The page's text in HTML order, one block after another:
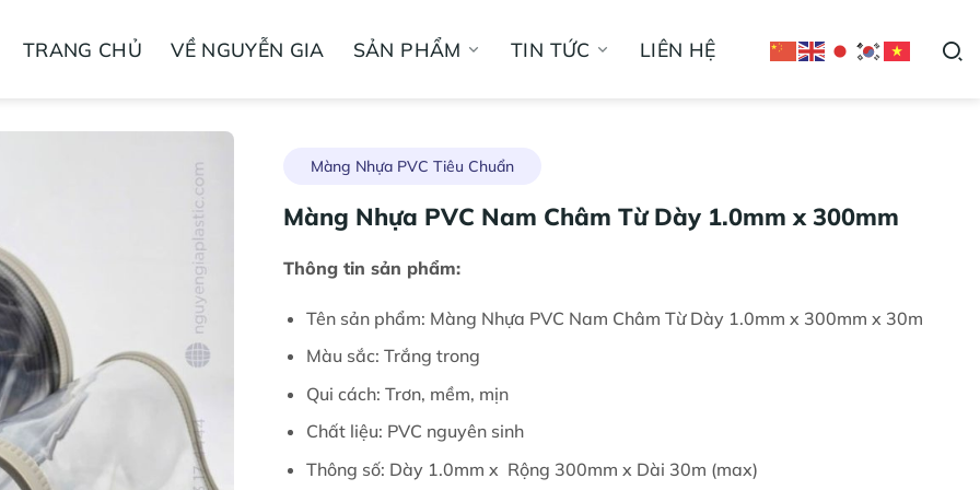
TRANG CHỦ VỀ NGUYỄN GIA SẢN PHẨM TIN TỨC LIÊN HỆ
Màng Nhựa PVC Tiêu Chuẩn
Màng Nhựa PVC Nam Châm Từ Dày 1.0mm x 300mm
Thông tin sản phẩm:
Tên sản phẩm: Màng Nhựa PVC Nam Châm Từ Dày 1.0mm x 300mm x 30m
Màu sắc: Trắng trong
Qui cách: Trơn, mềm, mịn
Chất liệu: PVC nguyên sinh
Thông số: Dày 1.0mm x Rộng 300mm x Dài 30m (max)